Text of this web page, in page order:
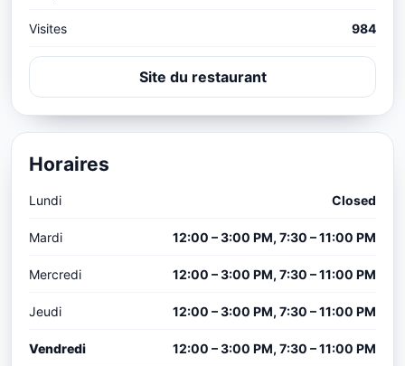
Visites 984
Site du restaurant
Horaires
Lundi Closed
Mardi 12:00 – 3:00 PM, 7:30 – 11:00 PM
Mercredi 12:00 – 3:00 PM, 7:30 – 11:00 PM
Jeudi 12:00 – 3:00 PM, 7:30 – 11:00 PM
Vendredi 12:00 – 3:00 PM, 7:30 – 11:00 PM